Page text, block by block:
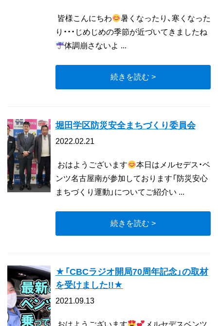
皆様こんにちわ
暑くなったり、寒くなった
り・・・じめじめの季節が近づいてきましたね
体調崩さないよ ...
続きを読む >
堀田学区防災安全まちづくり委員会
2022.02.21
おはようございます
本日はメルセデス・ベ
ンツ名古屋南が参加しております「防災安心
まちづくり運動」についてご紹介い ...
続きを読む >
★「CBCラジオ開局70周年記念」の取材
を受けました!!★
2021.09.13
おはようございます
メルセデスベンツ